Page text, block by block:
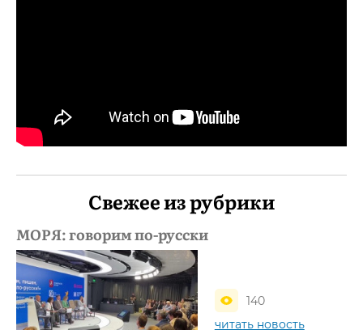
Свежее из рубрики
МОРЯ: говорим по-русски
140
читать новость